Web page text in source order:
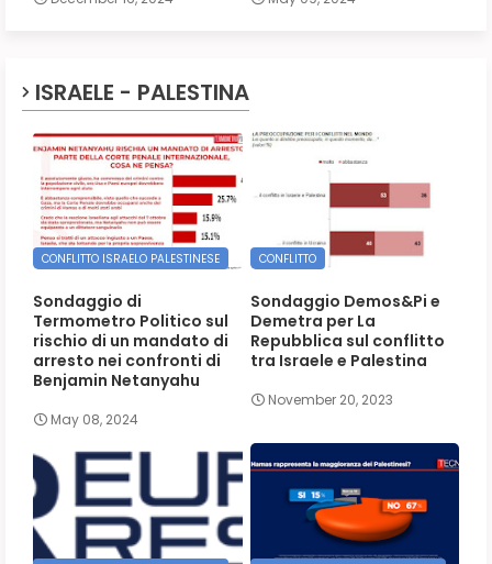
ISRAELE - PALESTINA
CONFLITTO ISRAELO PALESTINESE
Sondaggio di
Termometro Politico sul
rischio di un mandato di
arresto nei confronti di
Benjamin Netanyahu
May 08, 2024
CONFLITTO
Sondaggio Demos&Pi e
Demetra per La
Repubblica sul conflitto
tra Israele e Palestina
November 20, 2023